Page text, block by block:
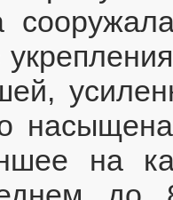
на